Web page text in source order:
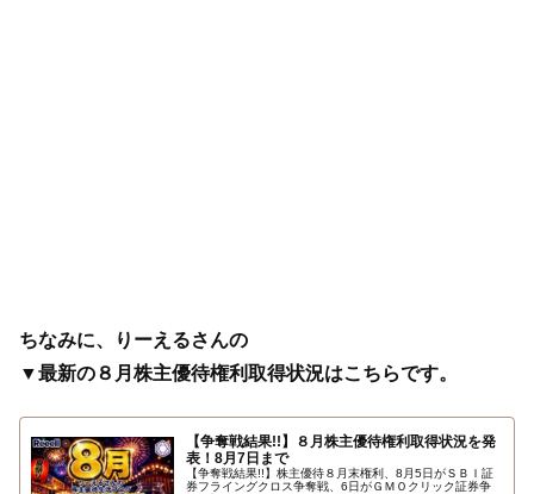
ちなみに、りーえるさんの
▼最新の８月株主優待権利取得状況はこちらです。
【争奪戦結果!!】８月株主優待権利取得状況を発
表！8月7日まで
【争奪戦結果!!】株主優待８月末権利、8月5日がＳＢＩ証
券フライングクロス争奪戦、6日がＧＭＯクリック証券争